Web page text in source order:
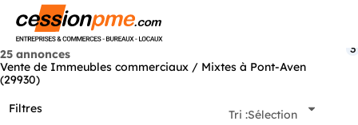
25 annonces
Vente de Immeubles commerciaux / Mixtes à Pont-Aven
(29930)
Filtres
3
Tri :Sélection